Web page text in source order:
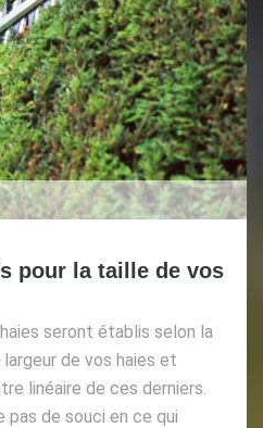
pour la taille de vos
seront établis selon la
de vos haies et
linéaire de ces derniers.
pas de souci en ce qui